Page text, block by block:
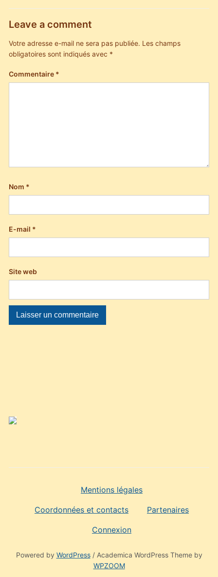
Leave a comment
Votre adresse e-mail ne sera pas publiée. Les champs
obligatoires sont indiqués avec *
Commentaire *
Nom *
E-mail *
Site web
Mentions légales
Coordonnées et contacts Partenaires
Connexion
Powered by WordPress/ Academica WordPress Theme by
WPZOOM